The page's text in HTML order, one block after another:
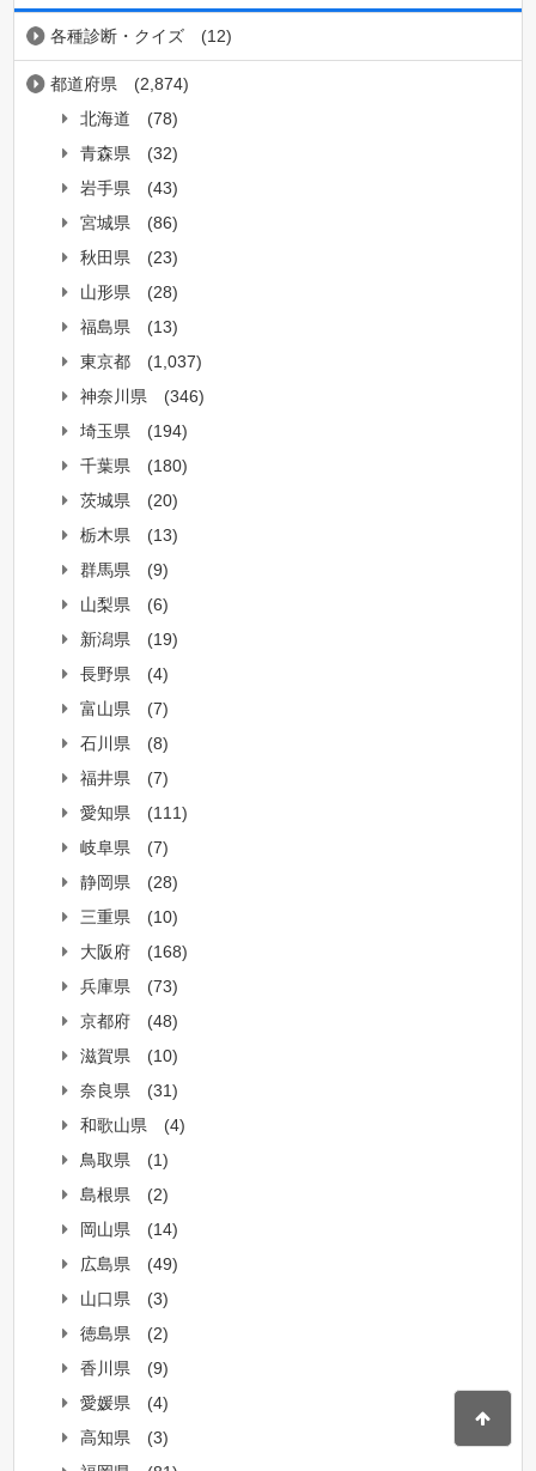
各種診断・クイズ (12)
都道府県
(2,874)
北海道
(78)
青森県
(32)
岩手県
(43)
宮城県
(86)
秋田県
(23)
山形県
(28)
福島県
(13)
東京都
(1,037)
神奈川県
(346)
埼玉県
(194)
千葉県
(180)
茨城県
(20)
栃木県
(13)
群馬県
(9)
山梨県
(6)
新潟県
(19)
長野県
(4)
富山県
(7)
石川県
(8)
福井県
(7)
愛知県
(111)
岐阜県
(7)
静岡県
(28)
三重県
(10)
大阪府
(168)
兵庫県
(73)
京都府
(48)
滋賀県
(10)
奈良県
(31)
和歌山県
(4)
鳥取県
(1)
島根県
(2)
岡山県
(14)
広島県
(49)
山口県
(3)
徳島県
(2)
香川県
(9)
愛媛県
(4)
高知県
(3)